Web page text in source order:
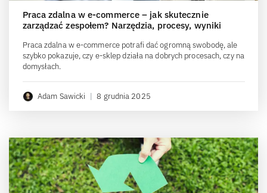
Praca zdalna w e-commerce – jak skutecznie
zarządzać zespołem? Narzędzia, procesy, wyniki
Praca zdalna w e-commerce potrafi dać ogromną swobodę, ale
szybko pokazuje, czy e-sklep działa na dobrych procesach, czy na
domysłach.
Adam Sawicki | 8 grudnia 2025